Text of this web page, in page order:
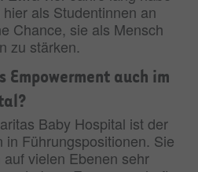
als Studentinnen an
Chance, sie als Mensch
zu stärken.
Empowerment auch im
Baby Hospital ist der
in Führungspositionen. Sie
vielen Ebenen sehr